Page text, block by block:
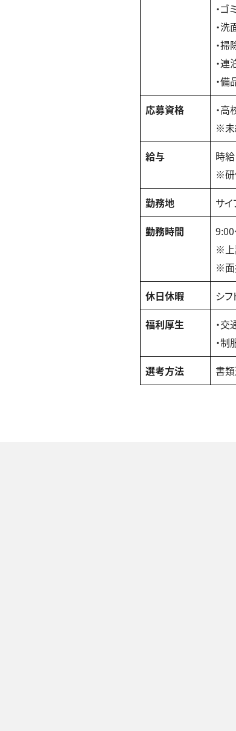
・
・
・
・
・
応募資格
・
※未
給与
時
※研
勤務地
サ
勤務時間
※上
※面
休日休暇
シ
福利厚生
・
・
選考方法
書